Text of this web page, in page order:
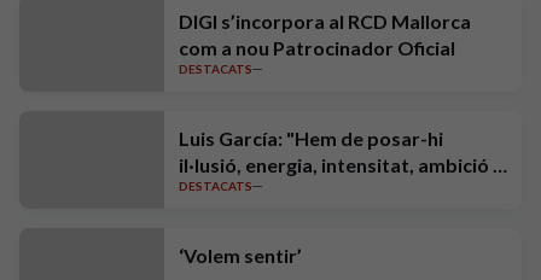
DIGI s’incorpora al RCD Mallorca
com a nou Patrocinador Oficial
DESTACATS
Luis García: "Hem de posar-hi
il·lusió, energia, intensitat, ambició i
exigència"
DESTACATS
‘Volem sentir’